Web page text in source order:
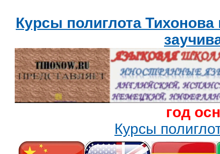
Курсы полиглота
год
Курсы